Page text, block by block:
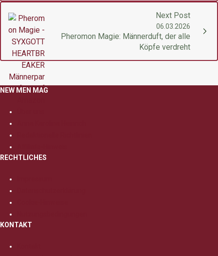
Next Post
06.03.2026
Pheromon Magie: Männerduft, der alle
Köpfe verdreht
NEW MEN MAG
RECHTLICHES
KONTAKT